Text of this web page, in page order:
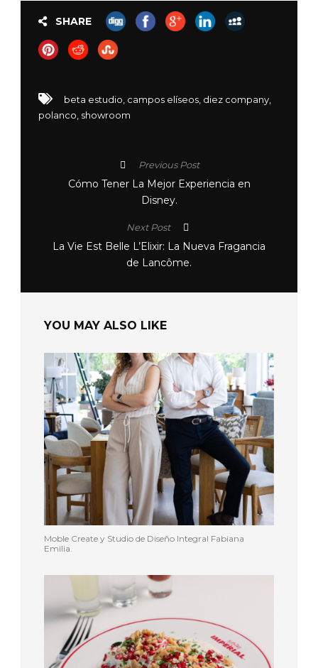
SHARE
beta estudio campos elíseos diez company
polanco showroom
Previous Post
Cómo Tener La Mejor Experiencia en
Disney.
Next Post
La Vie Est Belle L’Elixir: La Nueva Fragancia
de Lancôme.
YOU MAY ALSO LIKE
Moble Create y Studio de Diseño Integral Fabiana
Emilia.